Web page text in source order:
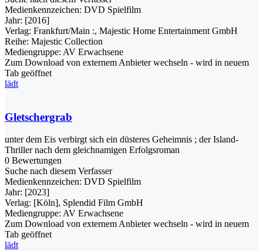
Medienkennzeichen: DVD Spielfilm
Jahr: [2016]
Verlag: Frankfurt/Main :, Majestic Home Entertainment GmbH
Reihe: Majestic Collection
Mediengruppe: AV Erwachsene
Zum Download von externem Anbieter wechseln - wird in neuem
Tab geöffnet
lädt
Gletschergrab
unter dem Eis verbirgt sich ein düsteres Geheimnis ; der Island-
Thriller nach dem gleichnamigen Erfolgsroman
0 Bewertungen
Suche nach diesem Verfasser
Medienkennzeichen: DVD Spielfilm
Jahr: [2023]
Verlag: [Köln], Splendid Film GmbH
Mediengruppe: AV Erwachsene
Zum Download von externem Anbieter wechseln - wird in neuem
Tab geöffnet
lädt